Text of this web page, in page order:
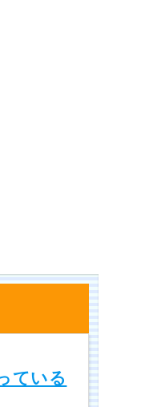
ている